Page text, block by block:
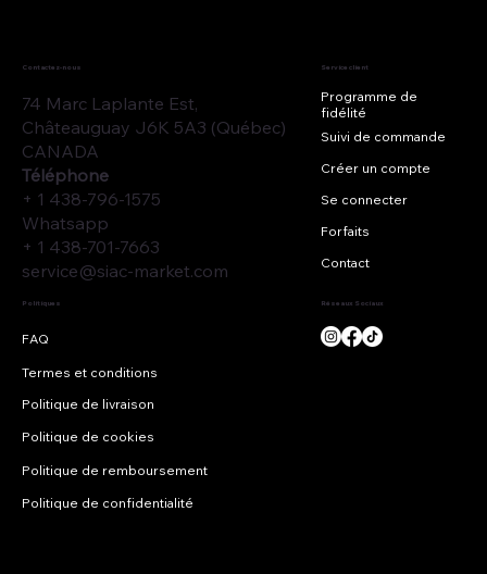
74 Marc Laplante Est,
Châteauguay J6K 5A3 (Québec)
CANADA
Téléphone
+ 1 438-796-1575
Whatsapp
+ 1 438-701-7663
service@siac-market.com
Contactez-nous Service client
Programme de
fidélité
Suivi de commande
Créer un compte
Se connecter
Forfaits
Contact
Politiques
Termes et conditions
Politique de livraison
Politique de cookies
Politique de remboursement
Politique de confidentialité
Réseaux Sociaux